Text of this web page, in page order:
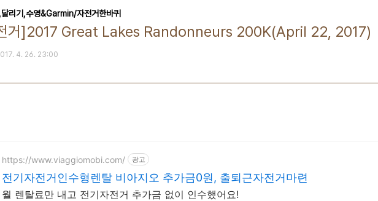
리기,수영&Garmin/자전거한바퀴
거]2017 Great Lakes Randonneurs 200K(April 22, 2017)
4. 26. 23:00
https://www.viaggiomobi.com/ 광고
전기자전거인수형렌탈 비아지오 추가금0원, 출퇴근자전거마련
월 렌탈료만 내고 전기자전거 추가금 없이 인수했어요!